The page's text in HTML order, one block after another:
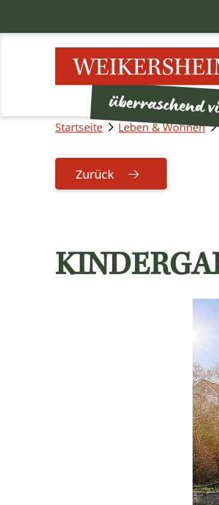
Startseite Leben & Wohnen
Zurück